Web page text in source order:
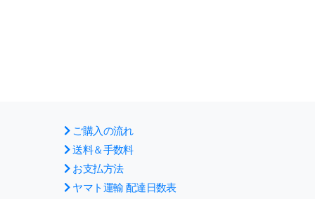
ご購入の流れ
送料＆手数料
お支払方法
ヤマト運輸 配達日数表